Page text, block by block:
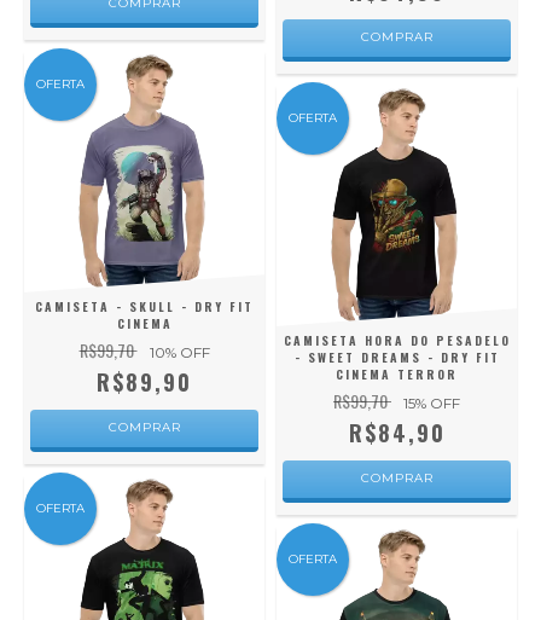
COMPRAR
OFERTA
CAMISETA - SKULL - DRY FIT
CINEMA
R$99,70 10% OFF
R$89,90
COMPRAR
OFERTA
CAMISETA HORA DO PESADELO
- SWEET DREAMS - DRY FIT
CINEMA TERROR
R$99,70 15% OFF
R$84,90
COMPRAR
OFERTA
OFERTA